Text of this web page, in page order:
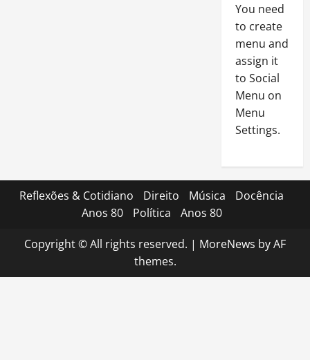
You need
to create
menu and
assign it
to Social
Menu on
Menu
Settings.
Reflexões & Cotidiano Direito Música
Docência
Anos 80
Política Anos 80
Copyright © All rights reserved. | MoreNews by AF
themes.